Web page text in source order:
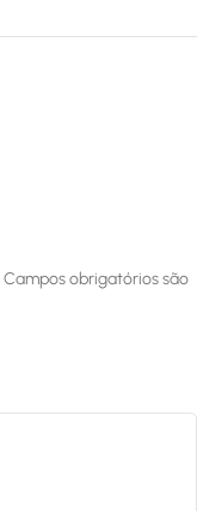
Campos obrigatórios são